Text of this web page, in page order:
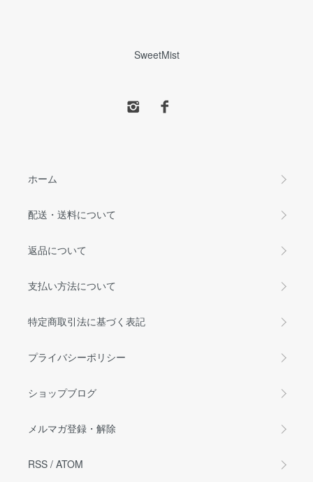
SweetMist
ホーム
配送・送料について
返品について
支払い方法について
特定商取引法に基づく表記
プライバシーポリシー
ショップブログ
メルマガ登録・解除
RSS / ATOM